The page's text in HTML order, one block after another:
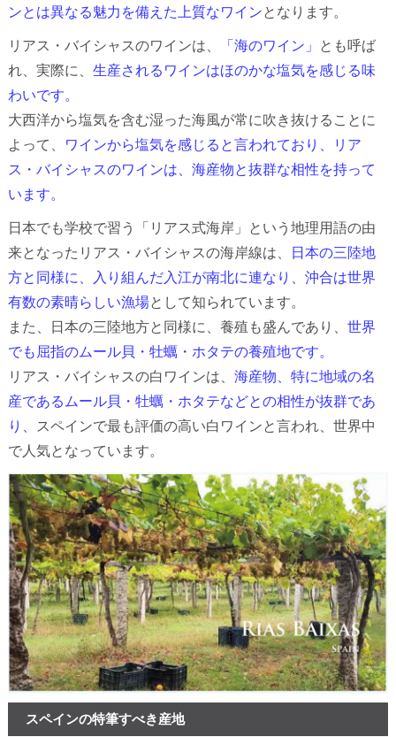
ンとは異なる魅力を備えた上質なワインとなります。
リアス・バイシャスのワインは、 「海のワイン」
とも呼ば
れ、実際に、 生産されるワインはほのかな塩気を感じる味
わいです。
大西洋から塩気を含む湿った海風が常に吹き抜けることに
よって、
ワインから塩気を感じると言われており、リア
ス・バイシャスのワインは、海産物と抜群な相性を持って
います。
日本でも学校で習う「リアス式海岸」という地理用語の由
来となったリアス・バイシャスの海岸線は、
日本の三陸地
方と同様に、入り組んだ入江が南北に連なり、沖合は世界
有数の素晴らしい漁場として知られています。
また、日本の三陸地方と同様に、養殖も盛んであり、 世界
でも屈指のムール貝・牡蠣・ホタテの養殖地です。
リアス・バイシャスの白ワインは、 海産物、特に地域の名
産であるムール貝・牡蠣・ホタテなどとの相性が抜群であ
り、
スペインで最も評価の高い白ワインと言われ、世界中
で人気となっています。
スペインの特筆すべき産地